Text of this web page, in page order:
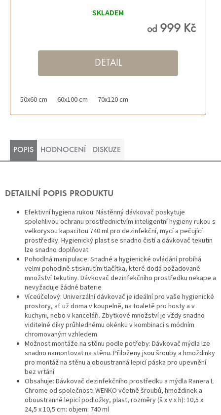
SKLADEM
od 999 Kč
DETAIL
50x60 cm 60x100 cm 70x120 cm
POPIS HODNOCENÍ DISKUZE
DETAILNÍ POPIS PRODUKTU
Efektivní hygiena rukou: Nástěnný dávkovač poskytuje
spolehlivou ochranu prostřednictvím inteligentní hygieny rukou s
velkorysou kapacitou 740 ml pro dezinfekční, mycí a pečující
prostředky. Hygienický plast se snadno čistí a dávkovač tekutin
lze snadno doplňovat
Pohodlná manipulace: Snadné a hygienické ovládání probíhá
velmi pohodlně stisknutím tlačítka, které dodá požadované
množství tekutiny. Dávkovač dezinfekčního prostředku nekape a
nevyžaduje žádné baterie
Víceúčelový: Univerzální dávkovač je ideální pro vaše hygienické
prostory, ať už doma v koupelně, na toaletě pro hosty a v
kuchyni, nebo v kanceláři. Zbytkové množství je vždy snadno
viditelné díky průhlednému okénku v kombinaci s módním
chromovaným vzhledem
Možnost montáže na stěnu podle potřeby: Dávkovač mýdla lze
snadno namontovat na stěnu. Přiloženy jsou šrouby a hmoždinky
pro montáž na stěnu a oboustranná lepicí páska pro upevnění
bez vrtání
Obsahuje: Dávkovač dezinfekčního prostředku a mýdla Ranera L
Chrome od společnosti WENKO včetně šroubů, hmoždinek a
oboustranné lepicí podložky, plast, rozměry (š x v x h): 10,5 x
24,5 x 10,5 cm: objem: 740 ml